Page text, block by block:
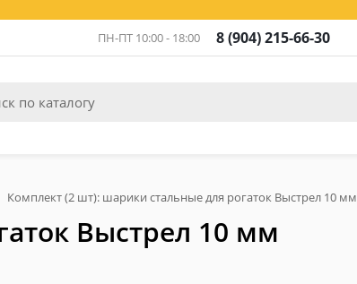
ПН-ПТ 10:00 - 18:00 8 (904) 215-66-30
Комплект (2 шт): шарики стальные для рогаток Выстрел 10 мм
Выстрел 10 мм